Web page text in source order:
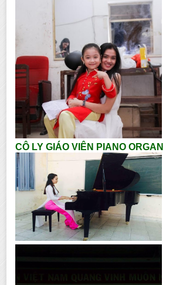
CÔ LY GIÁO VIÊN PIANO ORGAN